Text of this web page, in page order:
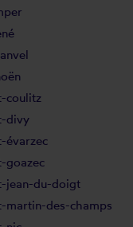
coulitz
divy
évarzec
goazec
jean-du-doigt
martin-des-champs